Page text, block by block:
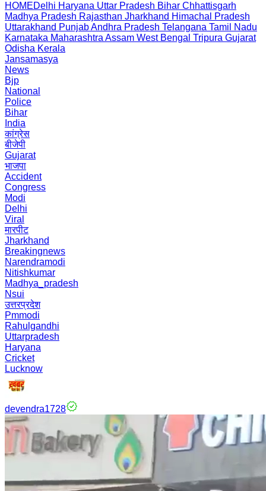
HOMEDelhi Haryana Uttar Pradesh Bihar Chhattisgarh
Madhya Pradesh Rajasthan Jharkhand Himachal Pradesh
Uttarakhand PunjabAndhra Pradesh Telangana Tamil Nadu
Karnataka Maharashtra Assam West Bengal Tripura Gujarat
Odisha Kerala
Jansamasya
News
Bjp
National
Police
Bihar
India
कांग्रेस
बीजेपी
Gujarat
भाजपा
Accident
Congress
Modi
Delhi
Viral
मारपीट
Jharkhand
Breakingnews
Narendramodi
Nitishkumar
Madhya_pradesh
Nsui
उत्तरप्रदेश
Pmmodi
Rahulgandhi
Uttarpradesh
Haryana
Cricket
Lucknow
devendra1728